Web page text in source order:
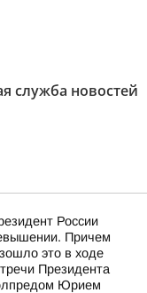
служба новостей
России
Причем
это в ходе
Президента
Юрием